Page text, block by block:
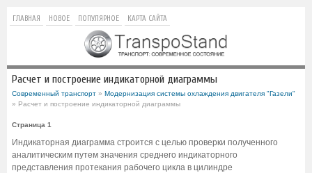
ГЛАВНАЯ НОВОЕ ПОПУЛЯРНОЕ КАРТА САЙТА
Расчет и построение индикаторной диаграммы
Современный транспорт » Модернизация системы охлаждения двигателя "Газели"
» Расчет и построение индикаторной диаграммы
Страница 1
Индикаторная диаграмма строится с целью проверки полученного
аналитическим путем значения среднего индикаторного
представления протекания рабочего цикла в цилиндре